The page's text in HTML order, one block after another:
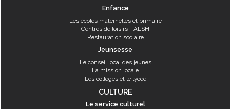
Enfance
Les écoles maternelles et primaire
Centres de loisirs - ALSH
Restauration scolaire
Jeunsesse
Le conseil local des jeunes
La mission locale
Les collèges et le lycée
CULTURE
Le service culturel